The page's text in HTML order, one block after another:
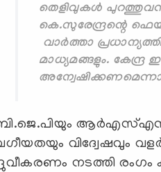
തെളിവുകള്‍
കെ.സുരേന്ദ്രന്റെ
വാര്‍ത്താ
മാധ്യമങ്ങളും.
വിദ്വേഷവും
നടത്തി